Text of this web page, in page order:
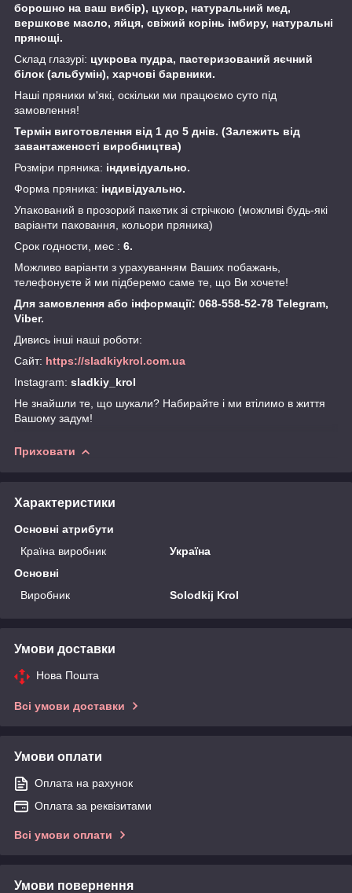
борошно на ваш вибір), цукор, натуральний мед,
вершкове масло, яйця, свіжий корінь імбиру, натуральні
прянощі.
Склад глазурі: цукрова пудра, пастеризований яєчний
білок (альбумін), харчові барвники.
Наші пряники м'які, оскільки ми працюємо суто під
замовлення!
Термін виготовлення від 1 до 5 днів. (Залежить від
завантаженості виробництва)
Розміри пряника: індивідуально.
Форма пряника: індивідуально.
Упакований в прозорий пакетик зі стрічкою (можливі будь-які
варіанти паковання, кольори пряника)
Срок годности, мес : 6.
Можливо варіанти з урахуванням Ваших побажань,
телефонуєте й ми підберемо саме те, що Ви хочете!
Для замовлення або інформації: 068-558-52-78 Telegram,
Viber.
Дивись інші наші роботи:
Сайт: https://sladkiykrol.com.ua
Instagram: sladkiy_krol
Не знайшли те, що шукали? Набирайте і ми втілимо в життя
Вашому задум!
Приховати
Характеристики
Основні атрибути
Країна виробник
Україна
Основні
Виробник
Solodkij Krol
Умови доставки
Нова Пошта
Всі умови доставки
Умови оплати
Оплата на рахунок
Оплата за реквізитами
Всі умови оплати
Умови повернення